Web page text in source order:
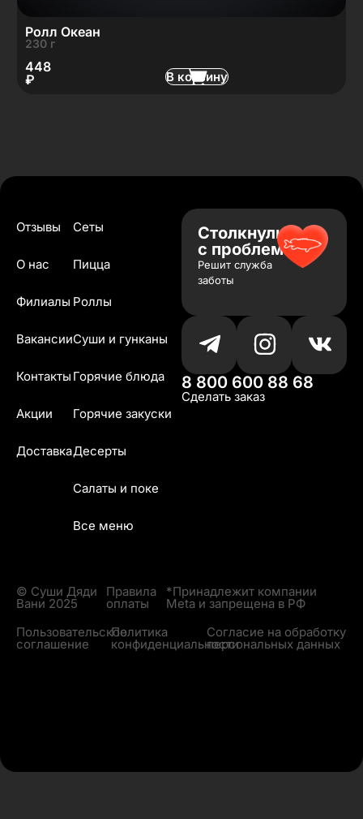
Ролл Океан
230 г
448
₽
В корзину
Отзывы
О нас
Филиалы
Вакансии
Контакты
Акции
Доставка
Сеты
Пицца
Роллы
Суши и гунканы
Горячие блюда
Горячие закуски
Десерты
Салаты и поке
Все меню
Столкнулись
с проблемой?
Решит служба
заботы
8 800 600 88 68
Сделать заказ
© Суши Дяди
Вани 2025
Правила
оплаты
*Принадлежит компании
Meta и запрещена в РФ
Пользовательское
соглашение
Политика
конфиденциальности
Согласие на обработку
персональных данных